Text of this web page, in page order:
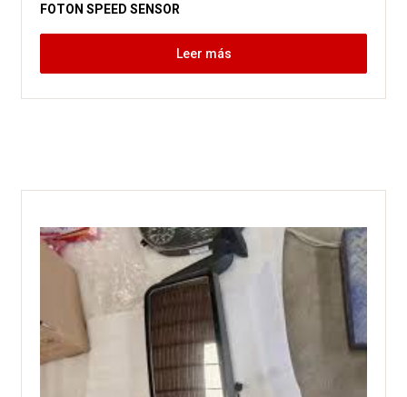
FOTON SPEED SENSOR
Leer más